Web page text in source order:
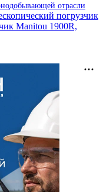
отрасли
погрузчик
Manitou 1900R,